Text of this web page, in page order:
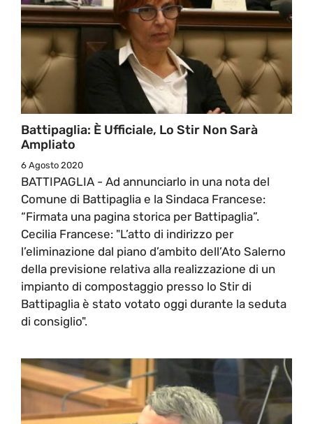
Battipaglia: È Ufficiale, Lo Stir Non Sarà
Ampliato
6 Agosto 2020
BATTIPAGLIA - Ad annunciarlo in una nota del
Comune di Battipaglia e la Sindaca Francese:
“Firmata una pagina storica per Battipaglia”.
Cecilia Francese: "L’atto di indirizzo per
l’eliminazione dal piano d’ambito dell’Ato Salerno
della previsione relativa alla realizzazione di un
impianto di compostaggio presso lo Stir di
Battipaglia è stato votato oggi durante la seduta
di consiglio".